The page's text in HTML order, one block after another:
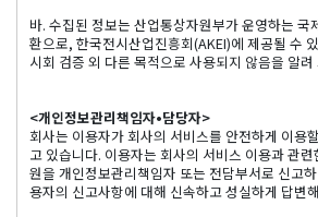
바. 수집된 정보는 산업통상자원부가 운영하는 국
환으로, 한국전시산업진흥회(AKEI)에 제공될 수
시회 검증 외 다른 목적으로 사용되지 않음을 알려
<개인정보관리책임자•담당자>
회사는 이용자가 회사의 서비스를 안전하게 이용
고 있습니다. 이용자는 회사의 서비스 이용과 관
원을 개인정보관리책임자 또는 전담부서로 신고
용자의 신고사항에 대해 신속하고 성실하게 답변